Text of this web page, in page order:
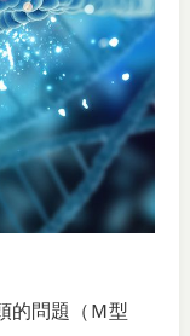
的問題（Ｍ型